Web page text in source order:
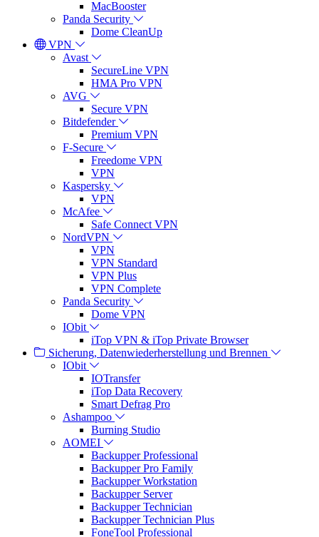
MacBooster
Panda Security
Dome CleanUp
VPN
Avast
SecureLine VPN
HMA Pro VPN
AVG
Secure VPN
Bitdefender
Premium VPN
F-Secure
Freedome VPN
VPN
Kaspersky
VPN
McAfee
Safe Connect VPN
NordVPN
VPN
VPN Standard
VPN Plus
VPN Complete
Panda Security
Dome VPN
IObit
iTop VPN & iTop Private Browser
Sicherung, Datenwiederherstellung und Brennen
IObit
IOTransfer
iTop Data Recovery
Smart Defrag Pro
Ashampoo
Burning Studio
AOMEI
Backupper Professional
Backupper Pro Family
Backupper Workstation
Backupper Server
Backupper Technician
Backupper Technician Plus
FoneTool Professional